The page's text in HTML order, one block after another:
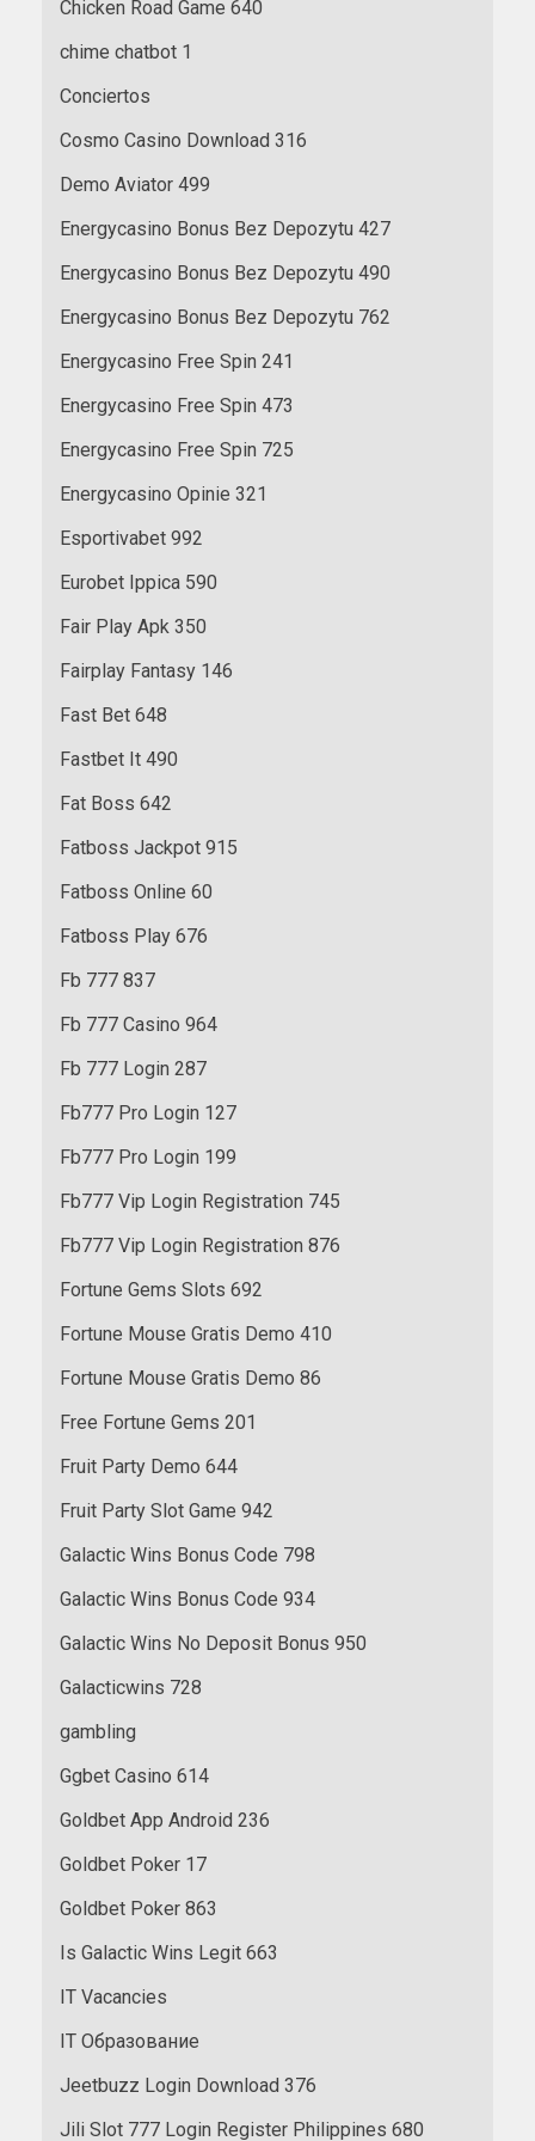
Chicken Road Game 640
chime chatbot 1
Conciertos
Cosmo Casino Download 316
Demo Aviator 499
Energycasino Bonus Bez Depozytu 427
Energycasino Bonus Bez Depozytu 490
Energycasino Bonus Bez Depozytu 762
Energycasino Free Spin 241
Energycasino Free Spin 473
Energycasino Free Spin 725
Energycasino Opinie 321
Esportivabet 992
Eurobet Ippica 590
Fair Play Apk 350
Fairplay Fantasy 146
Fast Bet 648
Fastbet It 490
Fat Boss 642
Fatboss Jackpot 915
Fatboss Online 60
Fatboss Play 676
Fb 777 837
Fb 777 Casino 964
Fb 777 Login 287
Fb777 Pro Login 127
Fb777 Pro Login 199
Fb777 Vip Login Registration 745
Fb777 Vip Login Registration 876
Fortune Gems Slots 692
Fortune Mouse Gratis Demo 410
Fortune Mouse Gratis Demo 86
Free Fortune Gems 201
Fruit Party Demo 644
Fruit Party Slot Game 942
Galactic Wins Bonus Code 798
Galactic Wins Bonus Code 934
Galactic Wins No Deposit Bonus 950
Galacticwins 728
gambling
Ggbet Casino 614
Goldbet App Android 236
Goldbet Poker 17
Goldbet Poker 863
Is Galactic Wins Legit 663
IT Vacancies
IT Образование
Jeetbuzz Login Download 376
Jili Slot 777 Login Register Philippines 680